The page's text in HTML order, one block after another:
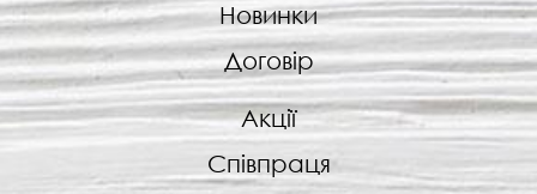
Новинки
Договір
Акції
Співпраця